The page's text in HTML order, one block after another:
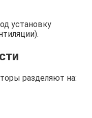
установку
разделяют на: